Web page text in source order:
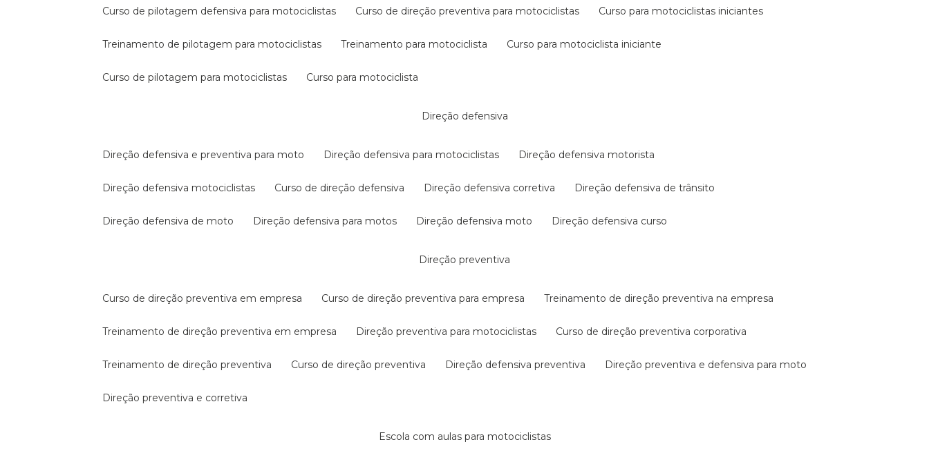
curso de pilotagem defensiva para motociclistas curso de direção preventiva para motociclistas curso para motociclistas iniciantes
treinamento de pilotagem para motociclistas treinamento para motociclista curso para motociclista iniciante
curso de pilotagem para motociclistas curso para motociclista
direção defensiva
direção defensiva e preventiva para moto direção defensiva para motociclistas direção defensiva motorista
direção defensiva motociclistas curso de direção defensiva direção defensiva corretiva direção defensiva de trânsito
direção defensiva de moto direção defensiva para motos direção defensiva moto direção defensiva curso
direção preventiva
curso de direção preventiva em empresa curso de direção preventiva para empresa treinamento de direção preventiva na empresa
treinamento de direção preventiva em empresa direção preventiva para motociclistas curso de direção preventiva corporativa
treinamento de direção preventiva curso de direção preventiva direção defensiva preventiva direção preventiva e defensiva para moto
direção preventiva e corretiva
escola com aulas para motociclistas